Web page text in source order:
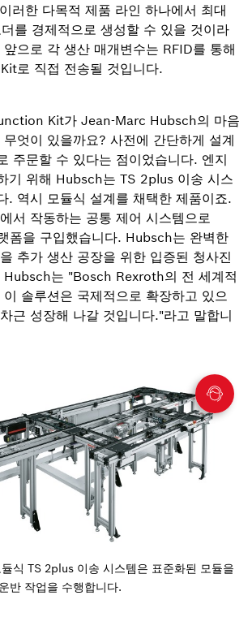
러한 다목적 제품 라인 하나에서 최대
를 경제적으로 생성할 수 있을 것이라
으로 각 생산 매개변수는 RFID를 통해
로 직접 전송될 것입니다.
Kit가 Jean-Marc Hubsch의 마음
엇이 있을까요? 사전에 간단하게 설계
주문할 수 있다는 점이었습니다. 엔지
기 위해 Hubsch는 TS 2plus 이송 시스
. 역시 모듈식 설계를 채택한 제품이죠.
서 작동하는 공통 제어 시스템으로
폼을 구입했습니다. Hubsch는 완벽한
추가 생산 공장을 위한 입증된 청사진
Hubsch는 "Bosch Rexroth의 전 세계적
솔루션은 국제적으로 확장하고 있으
근 성장해 나갈 것입니다."라고 말합니
식 TS 2plus 이송 시스템은 표준화된 모듈을
반 작업을 수행합니다.